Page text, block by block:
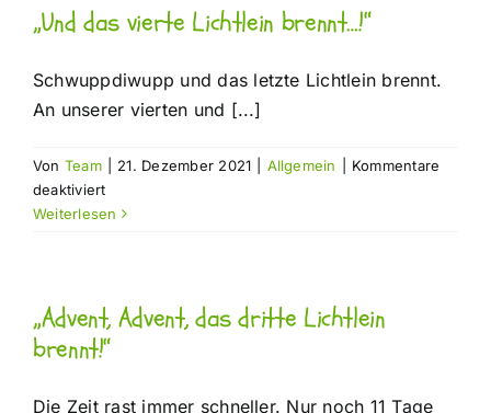
„Und das vierte Lichtlein brennt…!“
Schwuppdiwupp und das letzte Lichtlein brennt.
An unserer vierten und [...]
Von Team 21. Dezember 2021 Allgemein
Kommentare
deaktiviertfür
„Und
brennt…!“
Weiterlesen
„Advent, Advent, das dritte Lichtlein
brennt!“
Die Zeit rast immer schneller. Nur noch 11 Tage